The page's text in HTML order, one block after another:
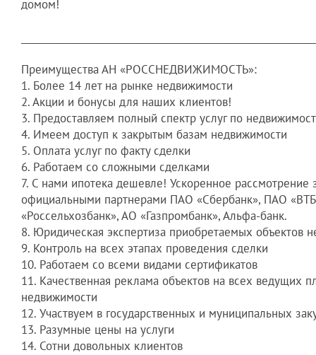
домом!
Преимущества АН «РОССНЕДВИЖИМОСТЬ»:
1. Более 14 лет на рынке недвижимости
2. Акции и бонусы для наших клиентов!
3. Предоставляем полный спектр услуг по
4. Имеем доступ к закрытым базам недвижимости
5. Оплата услуг по факту сделки
6. Работаем со сложными сделками
7. С нами ипотека дешевле! Ускоренное рассмотрение
официальными партнерами ПАО «Сбербанк», ПАО
«Росcельхозбанк», АО «Газпромбанк», Альфа-банк.
8. Юридическая экспертиза приобретаемых объектов
9. Контроль на всех этапах проведения сделки
10. Работаем со всеми видами сертификатов
11. Качественная реклама объектов на всех ведущих
недвижимости
12. Участвуем в государственных и муниципальных
13. Разумные цены на услуги
14. Сотни довольных клиентов